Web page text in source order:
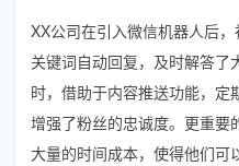
XX公司在引入微信机器人后
关键词自动回复，及时解答了
时，借助于内容推送功能，
增强了粉丝的忠诚度。更重要
大量的时间成本，使得他们可